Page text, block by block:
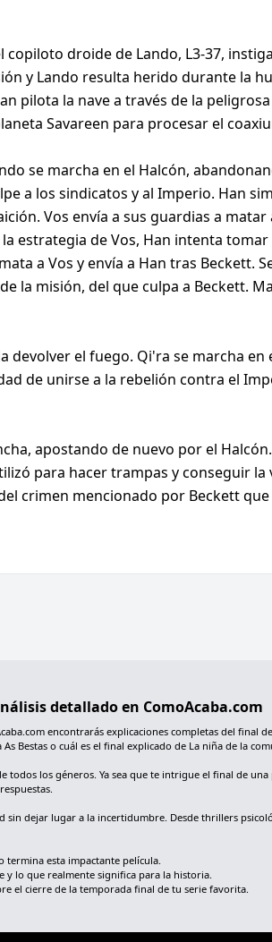
droide de Lando, L3-37,
y Lando resulta herido durante la
pilota la nave a través de la
Savareen para procesar el
se marcha en el Halcón,
a los sindicatos y al Imperio. Han
Vos envía a sus guardias a matar
estrategia de Vos, Han intenta
a Vos y envía a Han tras Beckett.
la misión, del que culpa a Beckett.
el fuego. Qi'ra se marcha en
de unirse a la rebelión contra el
apostando de nuevo por el
para hacer trampas y conseguir la
crimen mencionado por Beckett
detallado en ComoAcaba.com
encontrarás explicaciones completas del final
Bestas o cuál es el final explicado de La niña de la
todos los géneros. Ya sea que te intrigue el final de
dejar lugar a la incertidumbre. Desde thrillers
termina esta impactante película.
y lo que realmente significa para la historia.
el cierre de la temporada final de tu serie favorita.